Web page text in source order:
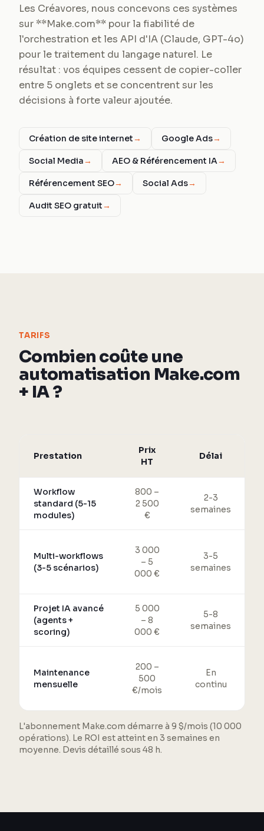
Les Créavores, nous concevons ces systèmes
sur **Make.com** pour la fiabilité de
l'orchestration et les API d'IA (Claude, GPT-4o)
pour le traitement du langage naturel. Le
résultat : vos équipes cessent de copier-coller
entre 5 onglets et se concentrent sur les
décisions à forte valeur ajoutée.
Création de site internet→ Google Ads→
Social Media→ AEO & Référencement IA→
Référencement SEO→ Social Ads→
Audit SEO gratuit→
TARIFS
Combien coûte une
automatisation Make.com
+ IA ?
Prestation
Prix
HT
Délai
Workflow
standard (5-15
modules)
800 –
2 500
€
2-3
semaines
Multi-workflows
(3-5 scénarios)
3 000
– 5
000 €
3-5
semaines
Projet IA avancé
(agents +
scoring)
5 000
– 8
000 €
5-8
semaines
Maintenance
mensuelle
200 –
500
€/mois
En
continu
L'abonnement Make.com démarre à 9 $/mois (10 000
opérations). Le ROI est atteint en 3 semaines en
moyenne. Devis détaillé sous 48 h.